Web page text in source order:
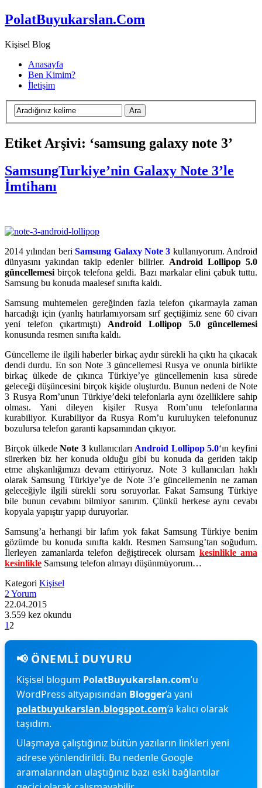
PolatBuyukarslan.Com
Kişisel Blog
Anasayfa
Ben Kimim?
İletişim
Etiket Arşivi: ‘samsung galaxy note 3’
SamsungTurkiye’nin Galaxy Note 3’le
İmtihanı
2014 yılından beriSamsung Galaxy Note 3 kullanıyorum. Android
dünyasını yakından takip edenler bilirler. Android Lollipop 5.0
güncellemesi birçok telefona geldi. Bazı markalar elini çabuk tuttu.
Samsung bu konuda maalesef sınıfta kaldı.
Samsung muhtemelen gereğinden fazla telefon çıkarmayla zaman
harcadığı için (yanlış hatırlamıyorsam sırf geçtiğimiz sene 60 civarı
yeni telefon çıkartmıştı) Android Lollipop 5.0 güncellemesi
konusunda resmen sınıfta kaldı.
Güncelleme ile ilgili haberler birkaç aydır sürekli ha çıktı ha çıkacak
dendi durdu. En son Note 3 güncellemesi Rusya ve onunla birlikte
birkaç ülkede de çıkınca Türkiye’ye güncellemenin kısa sürede
geleceği düşüncesini birçok kişide oluşturdu. Bunun nedeni de Note
3 Rusya Rom’unun Türkiye’deki telefonlarla aynı özelliklere sahip
olması. Yani dileyen kişiler Rusya Rom’unu telefonlarına
kurabiliyor. Kurabiliyor da Rusya Rom’u kuruluyken telefonunuz
bozulursa telefon garanti kapsamından çıkıyor.
Birçok ülkedeNote 3kullanıcıları Android Lollipop 5.0‘ın keyfini
sürerken biz her konuda olduğu gibi bu konuda da geriden takip
etme alışkanlığımızı devam ettiriyoruz. Note 3 kullanıcıları haklı
olarak Samsung Türkiye’ye de Note 3’e güncellemenin ne zaman
geleceğiyle ilgili sürekli soru soruyorlar. Fakat Samsung Türkiye
bile bunun cevabını bilmiyor sanırım. Çünkü herkese aynı cevabı
kopyala yapıştır yapıp duruyorlar.
Samsung’a herhangi bir lafım yok fakat Samsung Türkiye benim
gözümde bu konuda sınıfta kaldı. Resmen Samsung’tan soğudum.
İlerleyen zamanlarda telefon değiştirecek olursam kesinlikle ama
kesinlikle Samsung telefon almayı düşünmüyorum…
Kategori Kişisel
2 Yorum
22.04.2015
3.559 kez okundu
1 2
Kişisel blogum PolatBuyukarslan.com’u
WordPress altyapısından Blogger’a yani
polatbuyukarslan.blogspot.com’a kalıcı olarak
taşıdım.
Ulaşmaya çalıştığınız bütün yazıların linkleri yeni
adrese yönlendirildi. Bu nedenle Google
aramalarından ulaştığınız bazı eski bağlantılar